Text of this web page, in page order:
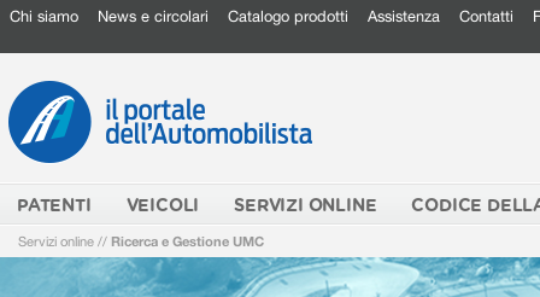
Chi siamo News e circolari Catalogo prodotti Assistenza Contatti
PATENTI VEICOLI SERVIZI ONLINE CODICE
Servizi online // Ricerca e Gestione UMC